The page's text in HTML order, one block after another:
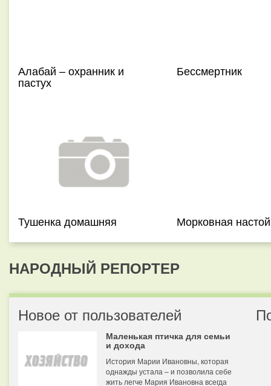
Алабай – охранник и
пастух
Бессмертник
Тушенка домашняя Морковная
НАРОДНЫЙ РЕПОРТЕР
Новое от пользователей
Маленькая птичка для семьи
и дохода
История Марии Ивановны, которая
однажды устала – и позволила себе
жить легче Мария Ивановна всегда